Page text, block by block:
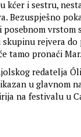
kćer i sestru,
Bezuspješno
vrstom
rejvera
tamo pronaći Mar.
redatelja
u glavnom
na festivalu u